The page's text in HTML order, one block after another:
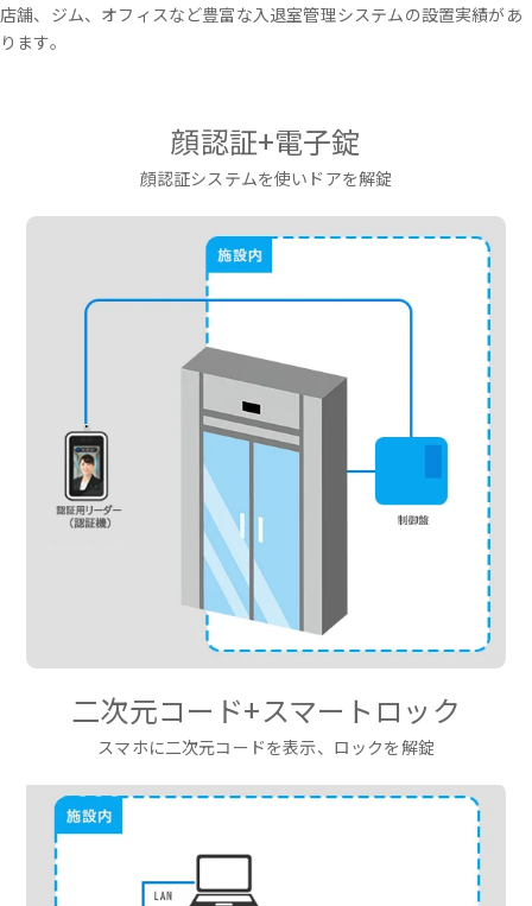
店舗、ジム、オフィスなど豊富な入退室管理システムの設置実績があ
ります。
顔認証+電子錠
顔認証システムを使いドアを解錠
二次元コード+スマートロック
スマホに二次元コードを表示、ロックを解錠